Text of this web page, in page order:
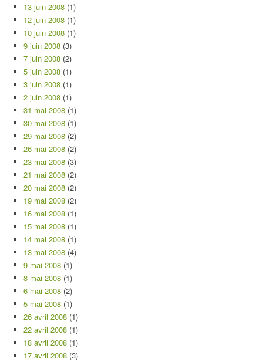
13 juin 2008 (1)
12 juin 2008 (1)
10 juin 2008 (1)
9 juin 2008 (3)
7 juin 2008 (2)
5 juin 2008 (1)
3 juin 2008 (1)
2 juin 2008 (1)
31 mai 2008 (1)
30 mai 2008 (1)
29 mai 2008 (2)
26 mai 2008 (2)
23 mai 2008 (3)
21 mai 2008 (2)
20 mai 2008 (2)
19 mai 2008 (2)
16 mai 2008 (1)
15 mai 2008 (1)
14 mai 2008 (1)
13 mai 2008 (4)
9 mai 2008 (1)
8 mai 2008 (1)
6 mai 2008 (2)
5 mai 2008 (1)
26 avril 2008 (1)
22 avril 2008 (1)
18 avril 2008 (1)
17 avril 2008 (3)